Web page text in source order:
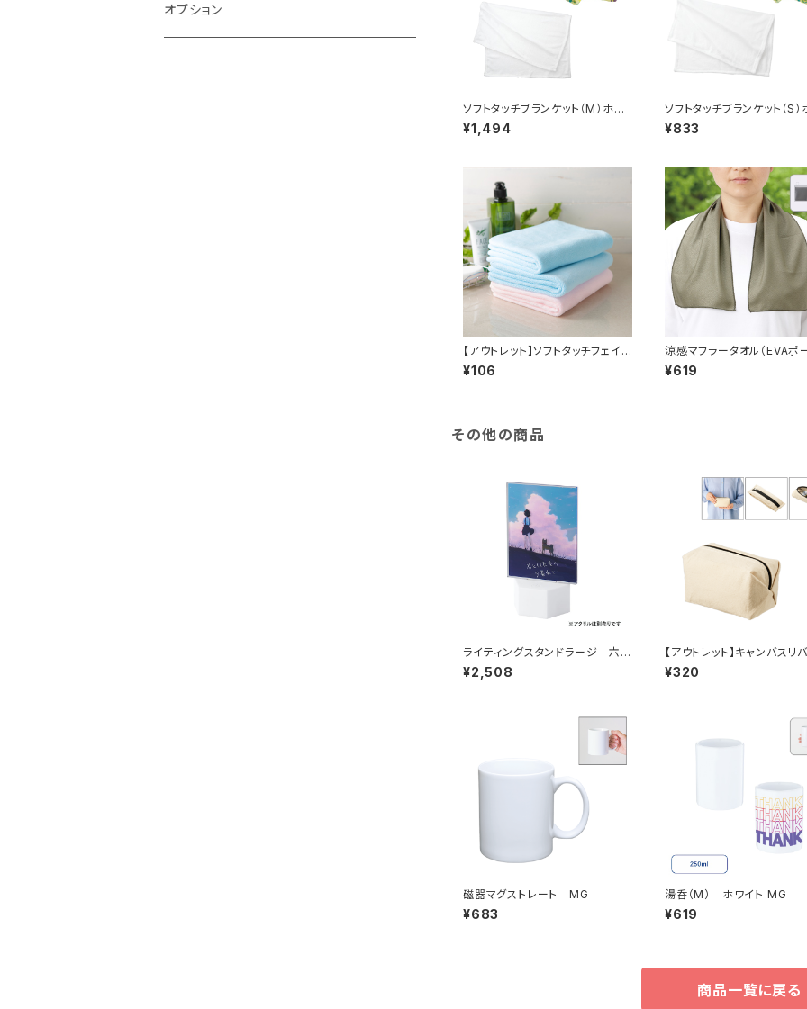
ソフトタッチブランケット（M）ホワ
イト MG
¥1,494
ソフトタッチブランケット（S）
イト MG
¥833
【アウトレット】ソフトタッチフェイス
タオル MG（厚手）
¥106
涼感マフラータオル（EVAポ
付）MG
¥619
その他の商品
ライティングスタンドラージ 六角
MG（アクリル板対応）
¥2,508
【アウトレット】キャンバスリ
¥320
磁器マグストレート MG
¥683
湯呑（M） ホワイト MG
¥619
商品一覧に戻る
ウイルス対策備品
その他雑貨品
展示会・説明会ノベルティ
クイック印刷対応ボトル
オプション